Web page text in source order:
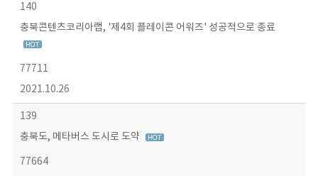
140
충북콘텐츠코리아랩, '제4회 플레이콘 어워즈' 성공적으로 종료
77711
2021.10.26
139
충북도, 메타버스 도시로 도약
77664